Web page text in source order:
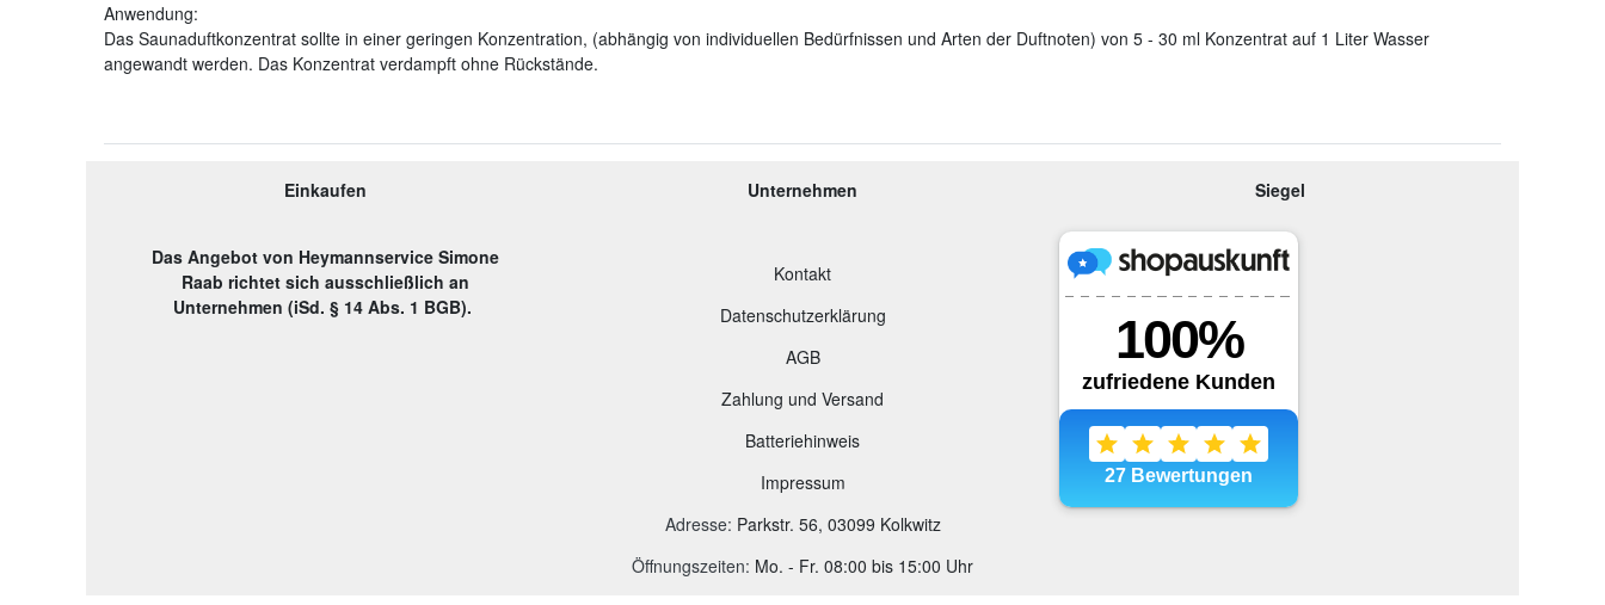
Anwendung:
Das Saunaduftkonzentrat sollte in einer geringen Konzentration, (abhängig von individuellen Bedürfnissen und Arten der Duftnoten) von 5 - 30 ml Konzentrat auf 1 Liter Wasser
angewandt werden. Das Konzentrat verdampft ohne Rückstände.
Einkaufen
Das Angebot von Heymannservice Simone
Raab richtet sich ausschließlich an
Unternehmen (iSd. § 14 Abs. 1 BGB).
Unternehmen
Kontakt
Datenschutzerklärung
AGB
Zahlung und Versand
Batteriehinweis
Impressum
Adresse: Parkstr. 56, 03099 Kolkwitz
Öffnungszeiten: Mo. - Fr. 08:00 bis 15:00 Uhr
Siegel